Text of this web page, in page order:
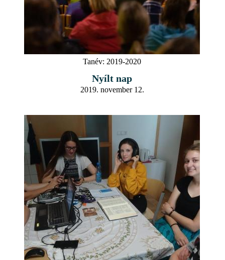
Tanév: 2019-2020
Nyílt nap
2019. november 12.